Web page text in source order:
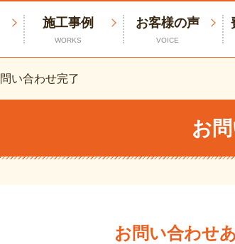
施工事例
WORKS
お客様の声
VOICE
い合わせ完了
お
お問い合わせ